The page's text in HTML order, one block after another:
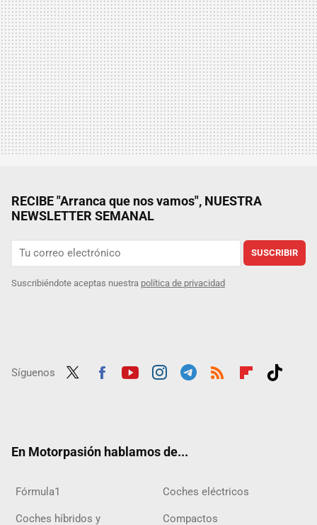
RECIBE "Arranca que nos vamos", NUESTRA
NEWSLETTER SEMANAL
SUSCRIBIR
Suscribiéndote aceptas nuestra política de privacidad
Síguenos
En Motorpasión hablamos de...
Fórmula1 Coches eléctricos
Coches híbridos y
Compactos